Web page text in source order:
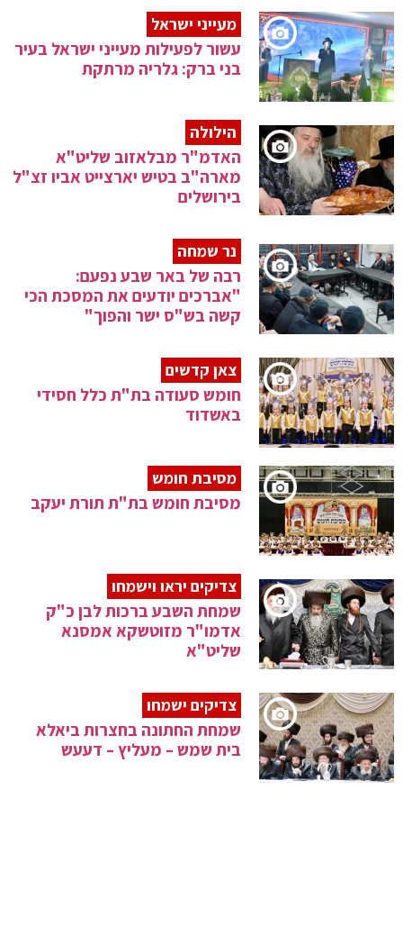
מעייני ישראל
עשור לפעילות מעייני ישראל בעיר
בני ברק: גלריה מרתקת
הילולה
האדמ"ר מבלאזוב שליט"א
מארה"ב בטיש יארצייט אביו זצ"ל
בירושלים
נר שמחה
רבה של באר שבע נפעם:
"אברכים יודעים את המסכת הכי
קשה בש"ס ישר והפוך"
צאן קדשים
חומש סעודה בת"ת כלל חסידי
באשדוד
מסיבת חומש
מסיבת חומש בת"ת תורת יעקב
צדיקים יראו וישמחו
שמחת השבע ברכות לבן כ"ק
אדמו"ר מזוטשקא אמסנא
שליט"א
צדיקים ישמחו
שמחת החתונה בחצרות ביאלא
בית שמש – מעליץ – דעעש